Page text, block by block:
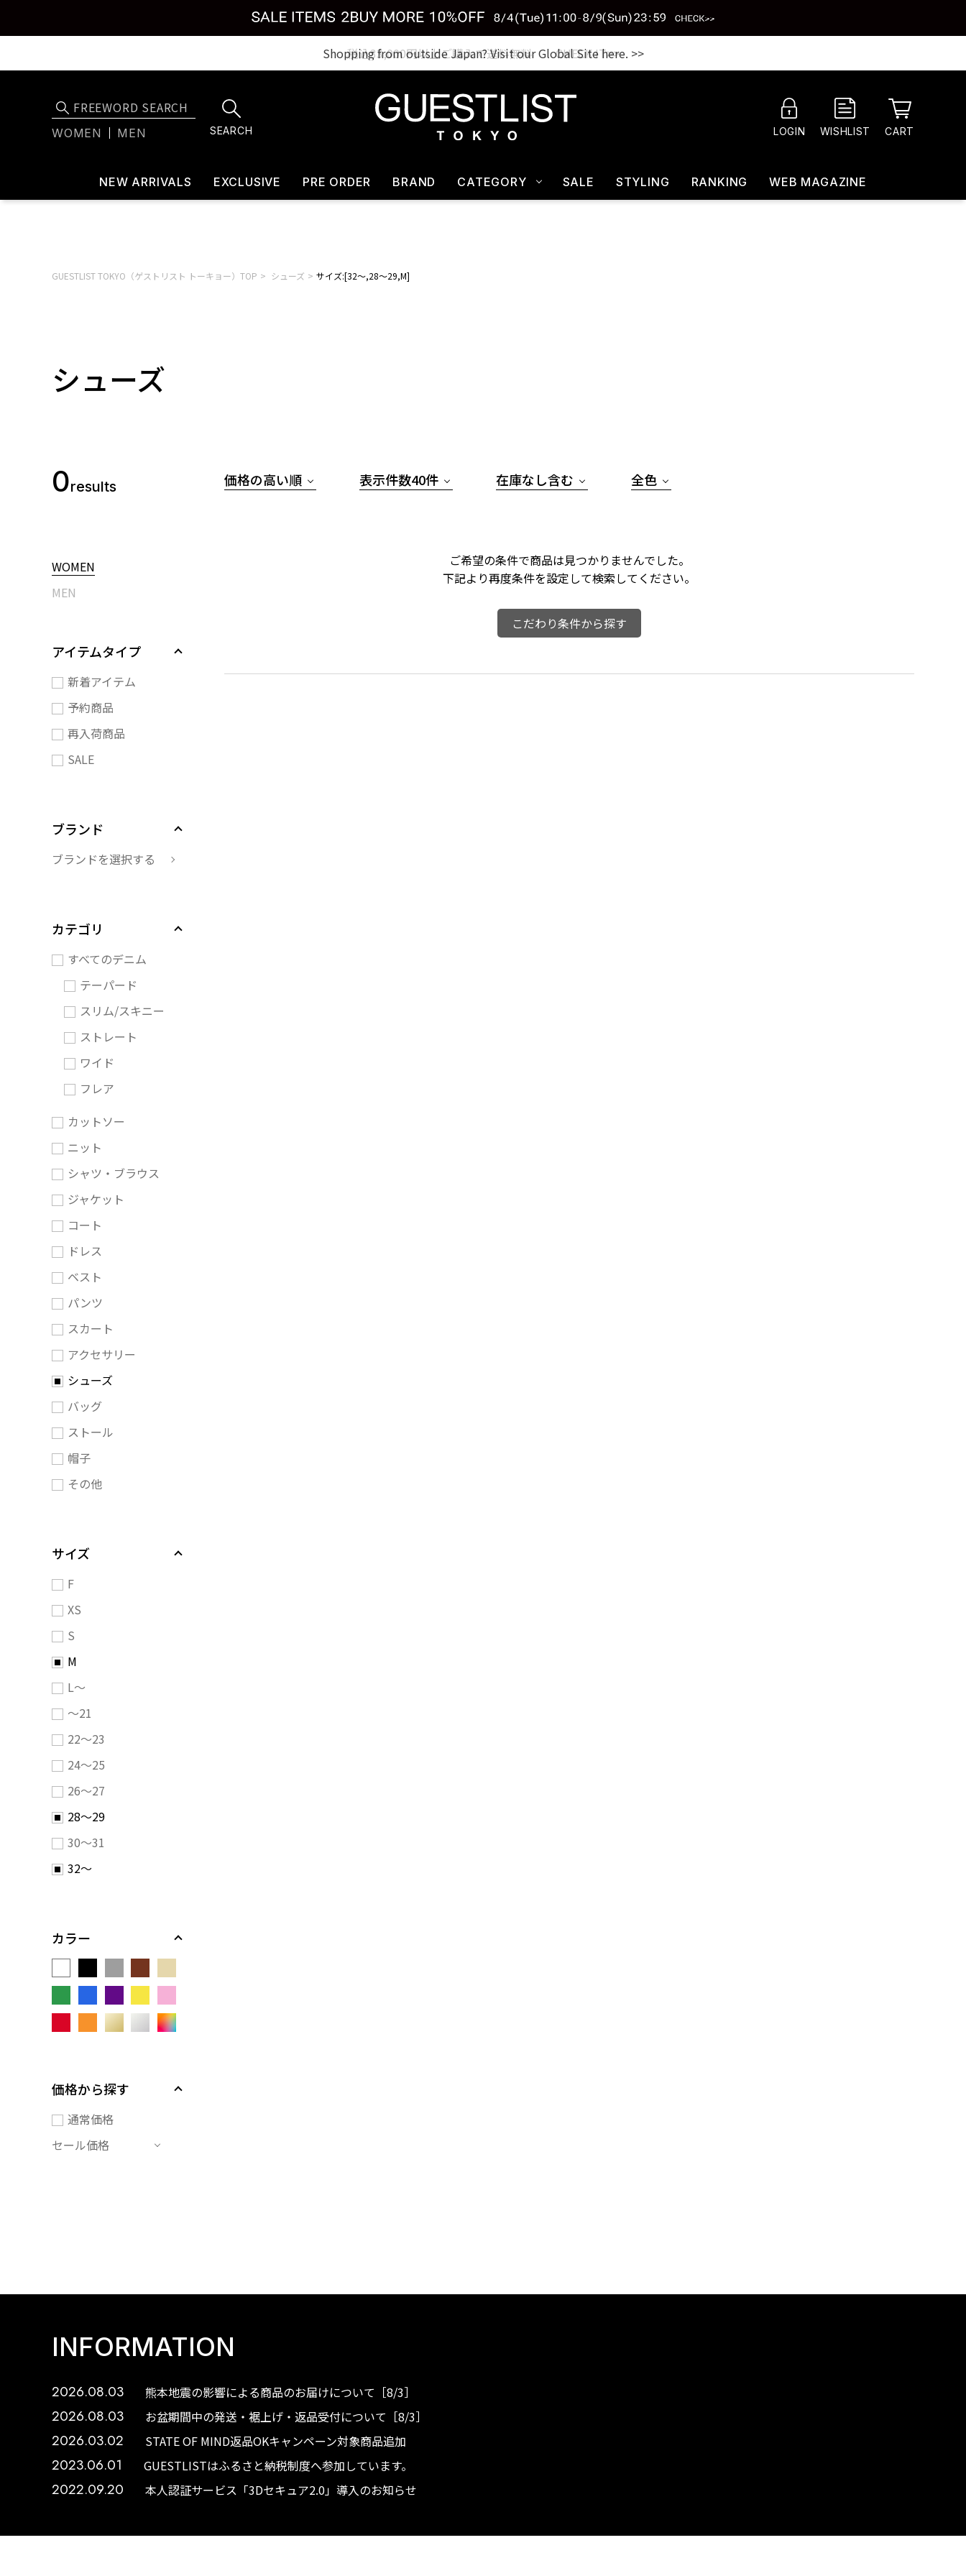
税込33,000円以上ご購入で送料無料 CHECK IT>>
WOMEN MEN SEARCH LOGIN WISHLIST CART
NEW ARRIVALS EXCLUSIVE PRE ORDER BRAND CATEGORY SALE STYLING RANKING WEB MAGAZINE
GUESTLIST TOKYO（ゲストリスト トーキョー）TOP シューズ サイズ:[32～,28～29,M]
シューズ
0results
WOMEN
MEN
アイテムタイプ
新着アイテム
予約商品
再入荷商品
SALE
ブランド
ブランドを選択する
カテゴリ
すべてのデニム
テーパード
スリム/スキニー
ストレート
ワイド
フレア
カットソー
ニット
シャツ・ブラウス
ジャケット
コート
ドレス
ベスト
パンツ
スカート
アクセサリー
シューズ
バッグ
ストール
帽子
その他
サイズ
F
XS
S
M
L～
～21
22～23
24～25
26～27
28～29
30～31
32～
カラー
価格から探す
通常価格
セール価格
価格の高い順 表示件数40件 在庫なし含む 全色
ご希望の条件で商品は見つかりませんでした。
下記より再度条件を設定して検索してください。
こだわり条件から探す
INFORMATION
2026.08.03 熊本地震の影響による商品のお届けについて［8/3］
2026.08.03 お盆期間中の発送・裾上げ・返品受付について［8/3］
2026.03.02 STATE OF MIND返品OKキャンペーン対象商品追加
2023.06.01 GUESTLISTはふるさと納税制度へ参加しています。
2022.09.20 本人認証サービス「3Dセキュア2.0」導入のお知らせ